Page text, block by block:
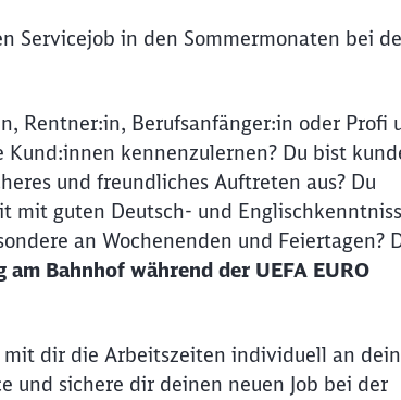
Servicejob in den Sommermonaten bei
Rentner:in, Berufsanfänger:in oder Profi
kennenzulernen? Du bist
und freundliches Auftreten aus? Du
mit guten Deutsch- und
an Wochenenden und Feiertagen?
Bahnhof während der UEFA EURO
mit dir die Arbeitszeiten individuell an
und sichere dir deinen neuen Job bei der